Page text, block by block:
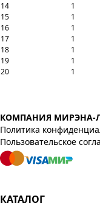
14
1
15
1
16
1
17
1
18
1
19
1
20
1
КОМПАНИЯ МИРЭНА-
Политика
Пользовательское
КАТАЛОГ